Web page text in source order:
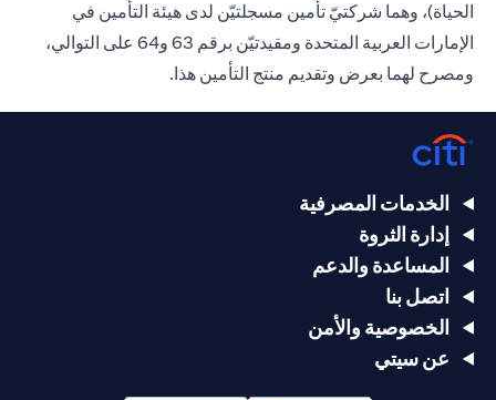
الحياة)، وهما شركتيّ تأمين مسجلتيّن لدى هيئة التأمين في
الإمارات العربية المتحدة ومقيدتيّن برقم 63 و64 على التوالي،
ومصرح لهما بعرض وتقديم منتج التأمين هذا.
الخدمات المصرفية
إدارة الثروة
المساعدة والدعم
اتصل بنا
الخصوصية والأمن
عن سيتي